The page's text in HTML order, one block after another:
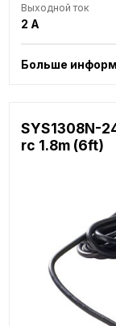
Выходной ток
2 A
Больше
SYS1308N-
rc 1.8m (6ft)